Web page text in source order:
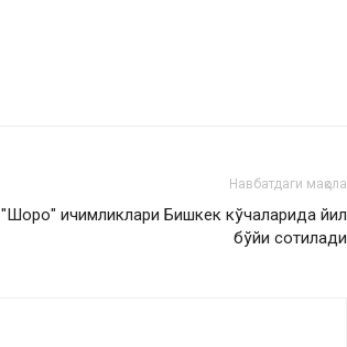
Навбатдаги мақола
"Шоро" ичимликлари Бишкек кўчаларида йил
бўйи сотилади